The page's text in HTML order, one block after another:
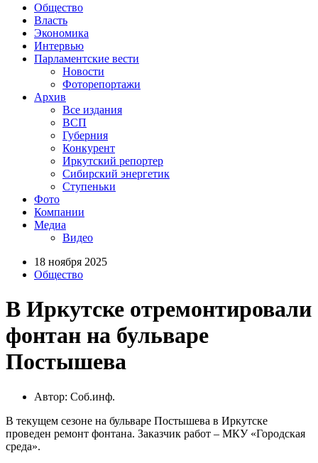
Общество
Власть
Экономика
Интервью
Парламентские вести
Новости
Фоторепортажи
Архив
Все издания
ВСП
Губерния
Конкурент
Иркутский репортер
Сибирский энергетик
Ступеньки
Фото
Компании
Медиа
Видео
18 ноября 2025
Общество
В Иркутске отремонтировали
фонтан на бульваре
Постышева
Автор: Соб.инф.
В текущем сезоне на бульваре Постышева в Иркутске
проведен ремонт фонтана. Заказчик работ – МКУ «Городская
среда».